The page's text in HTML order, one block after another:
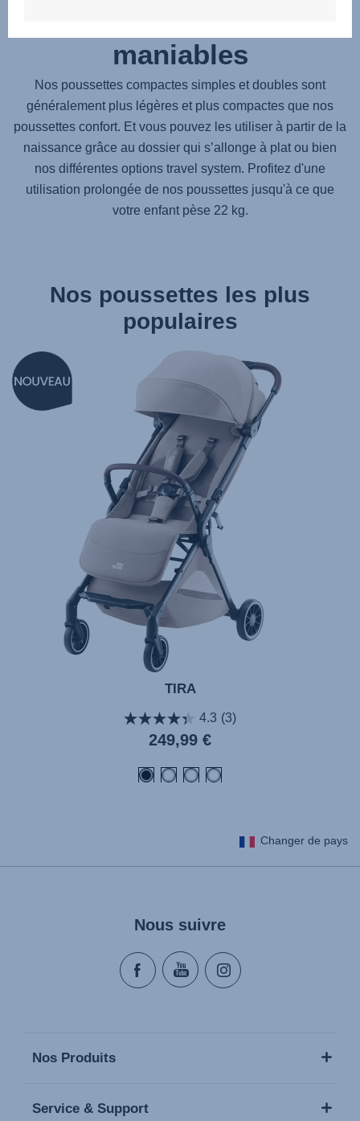
maniables
Nos poussettes compactes simples et doubles sont
généralement plus légères et plus compactes que nos
poussettes confort. Et vous pouvez les utiliser à partir de la
naissance grâce au dossier qui s’allonge à plat ou bien
nos différentes options travel system. Profitez d'une
utilisation prolongée de nos poussettes jusqu'à ce que
votre enfant pèse 22 kg.
Nos poussettes les plus
populaires
NEW
TIRA
4.3 (3)
249,99 €
Changer de pays
Nous suivre
Nos Produits
Service & Support